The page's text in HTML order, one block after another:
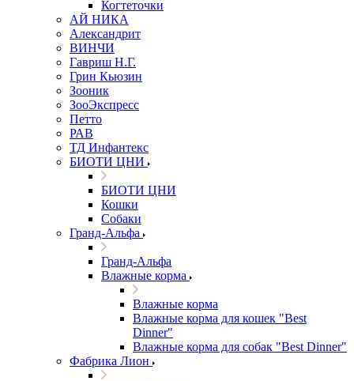
Когтеточки
АЙ НИКА
Александрит
ВИНЧИ
Гавриш Н.Г.
Грин Кьюзин
Зооник
ЗооЭкспресс
Петто
РАВ
ТД Инфантекс
БИОТИ ЦНИ
БИОТИ ЦНИ
Кошки
Собаки
Гранд-Альфа
Гранд-Альфа
Влажные корма
Влажные корма
Влажные корма для кошек "Best
Dinner"
Влажные корма для собак "Best Dinner"
Фабрика Лион